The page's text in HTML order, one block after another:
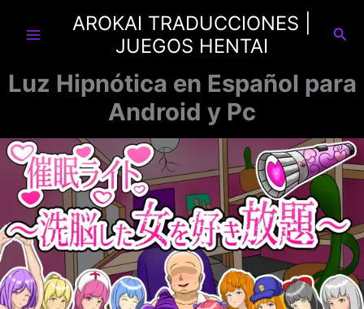
AROKAI TRADUCCIONES |
JUEGOS HENTAI
Luz Hipnótica en Español para
Android y Pc